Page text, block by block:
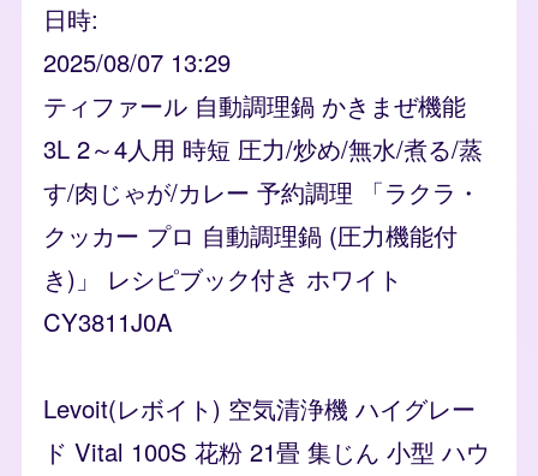
日時
2025/08/07 13:29
ティファール 自動調理鍋 かきまぜ機能
3L 2～4人用 時短 圧力/炒め/無水/煮る/蒸
す/肉じゃが/カレー 予約調理 「ラクラ・
クッカー プロ 自動調理鍋 (圧力機能付
き)」 レシピブック付き ホワイト
CY3811J0A
Levoit(レボイト) 空気清浄機 ハイグレー
ド Vital 100S 花粉 21畳 集じん 小型 ハウ